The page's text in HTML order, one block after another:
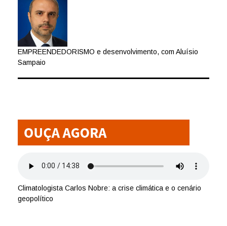
EMPREENDEDORISMO e desenvolvimento, com Aluísio
Sampaio
Climatologista Carlos Nobre: a crise climática e o cenário
geopolítico